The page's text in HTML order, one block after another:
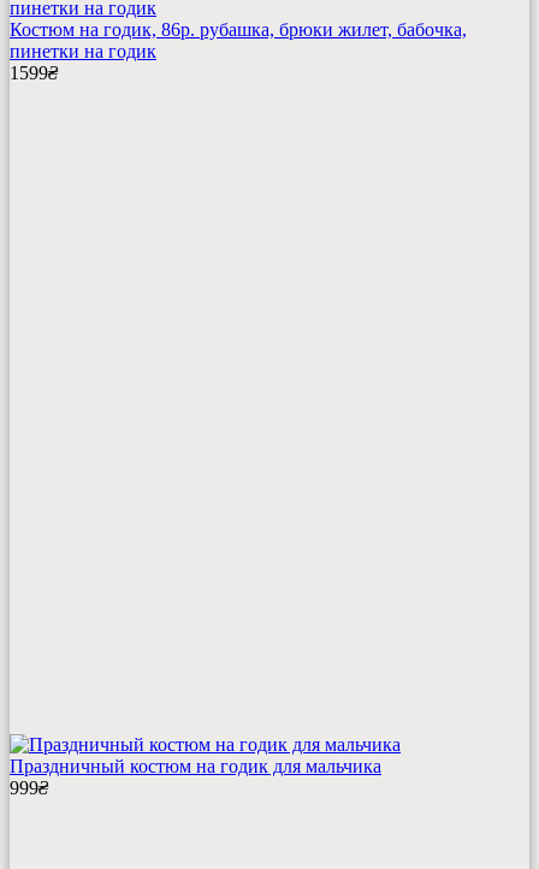
Костюм на годик, 86р. рубашка, брюки жилет, бабочка,
пинетки на годик
1599₴
Праздничный костюм на годик для мальчика
999₴